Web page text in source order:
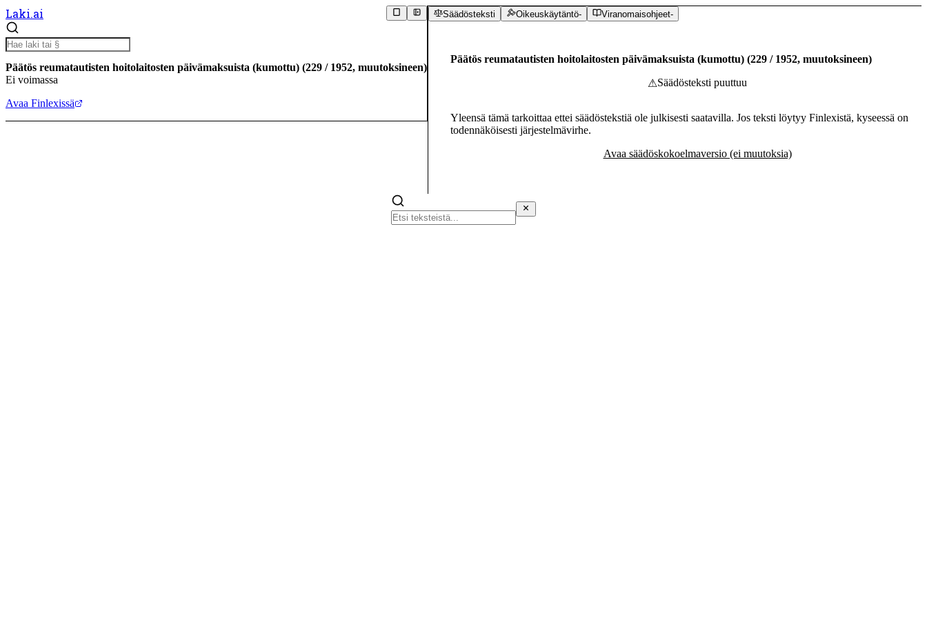
Laki.ai
Päätös reumatautisten hoitolaitosten päivämaksuista (kumottu) (229 / 1952, muutoksineen)
Ei voimassa
Avaa Finlexissä
Säädösteksti Oikeuskäytäntö- Viranomaisohjeet-
Päätös reumatautisten hoitolaitosten päivämaksuista (kumottu) (229 / 1952, muutoksineen)
⚠Säädösteksti puuttuu
Yleensä tämä tarkoittaa ettei säädöstekstiä ole julkisesti saatavilla. Jos teksti löytyy Finlexistä, kyseessä on
todennäköisesti järjestelmävirhe.
Avaa säädöskokoelmaversio (ei muutoksia)